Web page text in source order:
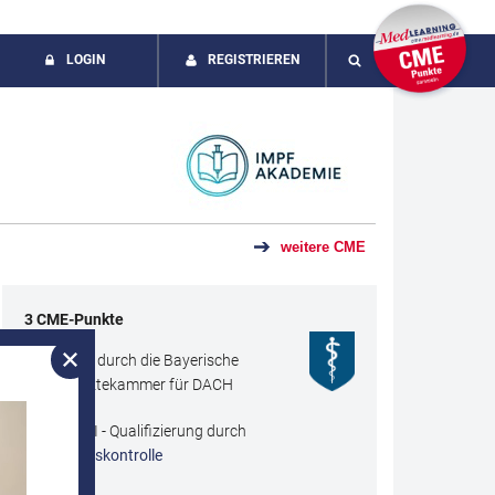
LOGIN REGISTRIEREN SUCHE
weitere CME
3CME-Punkte
Zertifiziert durch die Bayerische
Landesärztekammer für DACH
Kategorie I - Qualifizierung durch
Lernerfolgskontrolle